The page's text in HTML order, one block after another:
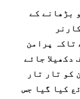
بڑھانے کے
تاکہ پرامن
دکھیلا جائے
کو تار تار
کیا گیا جس